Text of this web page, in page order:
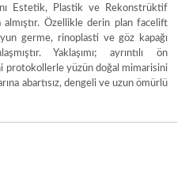
Estetik, Plastik ve Rekonstrüktif
almıştır. Özellikle derin plan facelift
germe, rinoplasti ve göz kapağı
Yaklaşımı; ayrıntılı ön
protokollerle yüzün doğal mimarisini
abartısız, dengeli ve uzun ömürlü